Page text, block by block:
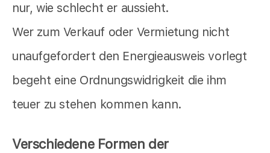
nur, wie schlecht er aussieht.
Wer zum Verkauf oder Vermietung nicht
unaufgefordert den Energieausweis vorlegt
begeht eine Ordnungswidrigkeit die ihm
teuer zu stehen kommen kann.
Verschiedene Formen der